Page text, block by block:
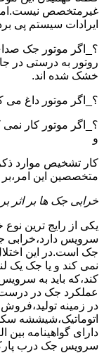
غیرمتخصص
ایرادات سیستم پی
؟_اگر موتور جک صدای
روتور به درستی در
خشک شده اند.
؟_اگر موتور داغ می
؟_اگر موتور کار
و
کار تشخیص موارد
متخصصین این امر،بر
خرابی جک ها بر اثر
یکی از رایج ترین
سرویس دارد،خرابی
جک است.در این
نمی کند و یا جک یک
کند،که باید به
عملکرد جک در
در زمینه
اتوماتیک،شیششه
دارای گواهینامه بین
سرویس جک درب